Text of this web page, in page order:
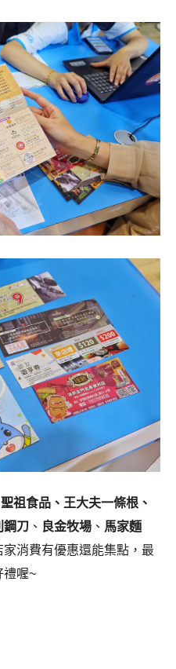
聖祖食品、王大夫一條根、
鋼刀 、 良金牧場 、 馬家麵
家消費有優惠還能集點，最
禮喔~